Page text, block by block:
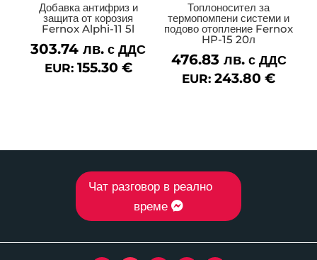
Добавка антифриз и
защита от корозия
Fernox Alphi-11 5l
303.74лв. с ДДС
EUR: 155.30 €
Топлоносител за
термопомпени системи и
подово отопление Fernox
HP-15 20л
476.83 лв. с ДДС
EUR: 243.80 €
Чат разговор в реално
време